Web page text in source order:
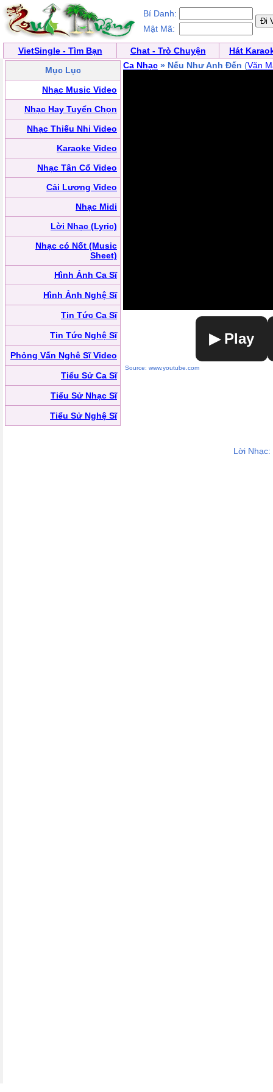
Bí Danh:
Mật Mã:
VietSingle - Tìm Bạn Chat - Trò Chuyện
Hát
Mục Lục
Nhạc Music Video
Nhạc Hay Tuyển Chọn
Nhạc Thiếu Nhi Video
Karaoke Video
Nhạc Tân Cổ Video
Cải Lương Video
Nhạc Midi
Lời Nhạc (Lyric)
Nhạc có Nốt (Music
Sheet)
Hình Ảnh Ca Sĩ
Hình Ảnh Nghệ Sĩ
Tin Tức Ca Sĩ
Tin Tức Nghệ Sĩ
Phỏng Vấn Nghệ Sĩ Video
Tiểu Sử Ca Sĩ
Tiểu Sử Nhạc Sĩ
Tiểu Sử Nghệ Sĩ
Ca Nhạc » Nếu Như Anh Đến (Văn
▶ Play
Source: www.youtube.com
Lời Nhạc: